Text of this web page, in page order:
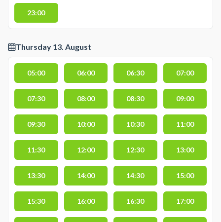
23:00
Thursday 13. August
05:00 06:00 06:30 07:00
07:30 08:00 08:30 09:00
09:30 10:00 10:30 11:00
11:30 12:00 12:30 13:00
13:30 14:00 14:30 15:00
15:30 16:00 16:30 17:00